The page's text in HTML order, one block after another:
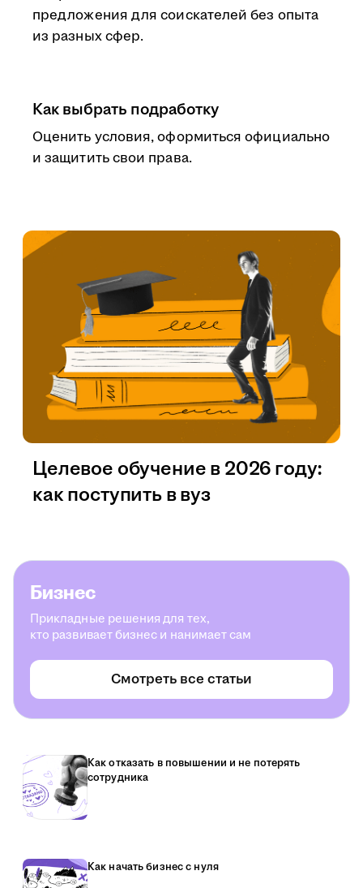
предложения для соискателей без опыта
из разных сфер.
Как выбрать подработку
Оценить условия, оформиться официально
и защитить свои права.
Целевое обучение в 2026 году:
как поступить в вуз
Бизнес
Прикладные решения для тех,
кто развивает бизнес и нанимает сам
Смотреть все статьи
Как отказать в повышении и не потерять
сотрудника
Как начать бизнес с нуля